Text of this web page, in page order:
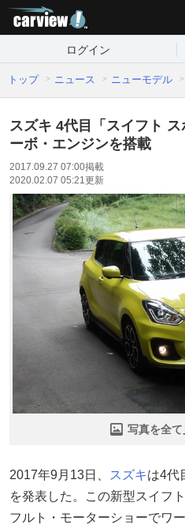
ログイン
トップ ニュース ニューモデル
スズキ 4代目「スイフト
ーボ・エンジンを搭載
2017.09.27 07:00掲載
2020.02.07 05:21更新
写真を全て
2017年9月13日、 スズキは4代
を発表した。この新型スイフ
フルト・モーターショーでワ